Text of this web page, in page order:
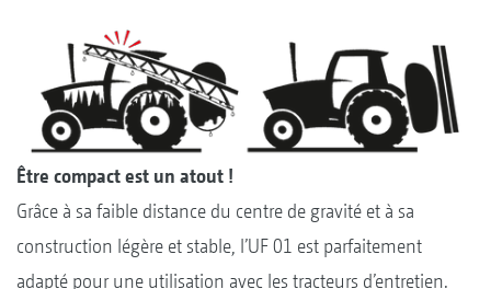
Être compact est un atout !
Grâce à sa faible distance du centre de gravité et à sa
construction légère et stable, l’UF 01 est parfaitement
adapté pour une utilisation avec les tracteurs d’entretien.